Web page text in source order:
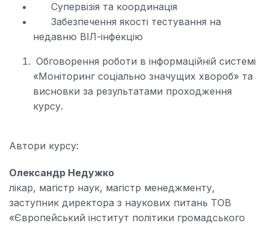
Супервізія та координація
Забезпечення якості тестування на
недавню ВІЛ-інфекцію
Обговорення роботи в інформаційній системі
«Моніторинг соціально значущих хвороб» та
висновки за результатами проходження
курсу.
Автори курсу:
Олександр Недужко
лікар, магістр наук, магістр менеджменту,
заступник директора з наукових питань ТОВ
«Європейський інститут політики громадського